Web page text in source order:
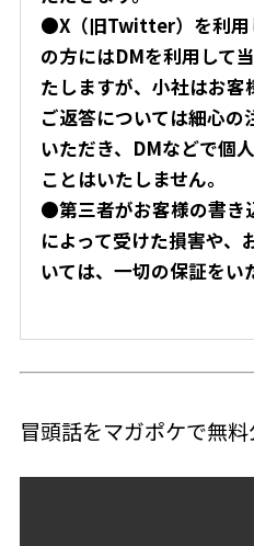
●X（旧Twitter）を利用
の方にはDMを利用して
たしますが、小社はお
ご返答については細心の
いただき、DMなどで個
ことはいたしません。
●第三者がお客様の書き
によって受けた損害や、
いては、一切の保証をい
冒頭話をマガポケで無料